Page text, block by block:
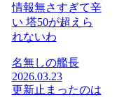
情報無さすぎて辛
い 塔50が超えら
れないわ
名無しの艦長
2026.03.23
更新止まったのは